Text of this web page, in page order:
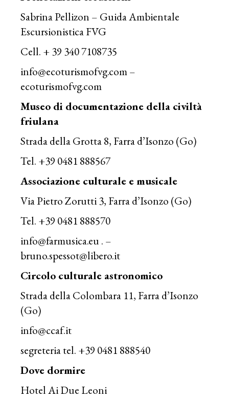
Sabrina Pellizon – Guida Ambientale
Escursionistica FVG
Cell. + 39 340 7108735
info@ecoturismofvg.com–
ecoturismofvg.com
Museo di documentazione della civiltà
friulana
Strada della Grotta 8, Farra d’Isonzo (Go)
Tel. +39 0481 888567
Associazione culturale e musicale
Via Pietro Zorutti 3, Farra d’Isonzo (Go)
Tel. +39 0481 888570
info@farmusica.eu. –
bruno.spessot@libero.it
Circolo culturale astronomico
Strada della Colombara 11, Farra d’Isonzo
(Go)
info@ccaf.it
segreteria tel. +39 0481 888540
Dove dormire
Hotel Ai Due Leoni